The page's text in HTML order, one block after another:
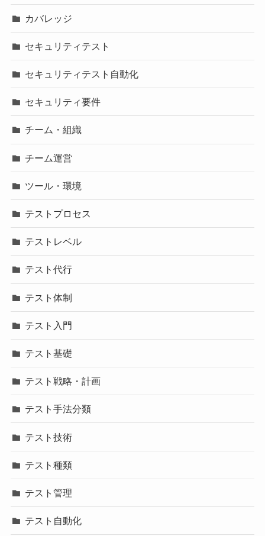
カバレッジ
セキュリティテスト
セキュリティテスト自動化
セキュリティ要件
チーム・組織
チーム運営
ツール・環境
テストプロセス
テストレベル
テスト代行
テスト体制
テスト入門
テスト基礎
テスト戦略・計画
テスト手法分類
テスト技術
テスト種類
テスト管理
テスト自動化